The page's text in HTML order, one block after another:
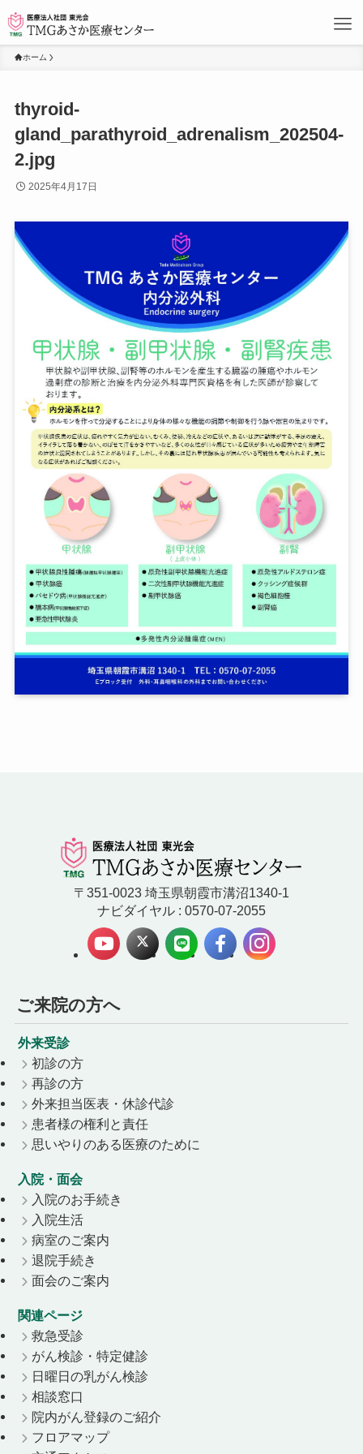
ホーム
thyroid-
gland_parathyroid_adrenalism_202504-
2.jpg
2025年4月17日
〒351-0023 埼玉県朝霞市溝沼1340-1
ナビダイヤル : 0570-07-2055
ご来院の方へ
外来受診
初診の方
再診の方
外来担当医表・休診代診
患者様の権利と責任
思いやりのある医療のために
入院・面会
入院のお手続き
入院生活
病室のご案内
退院手続き
面会のご案内
関連ページ
救急受診
がん検診・特定健診
日曜日の乳がん検診
相談窓口
院内がん登録のご紹介
フロアマップ